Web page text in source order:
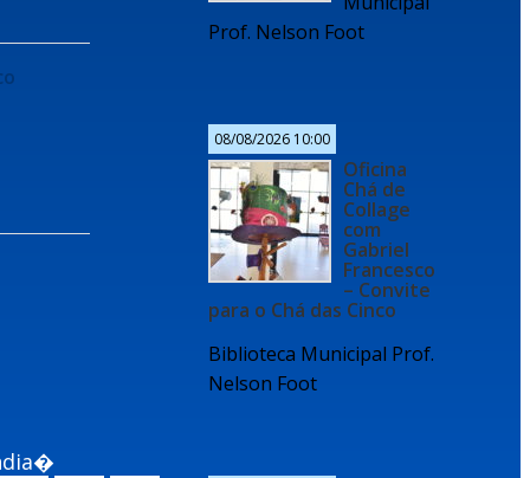
Prof. Nelson Foot
08/08/2026 10:00
Oficina
Chá de
Collage
com
Gabriel
Francesco
– Convite
para o Chá das Cinco
Biblioteca Municipal Prof.
Nelson Foot